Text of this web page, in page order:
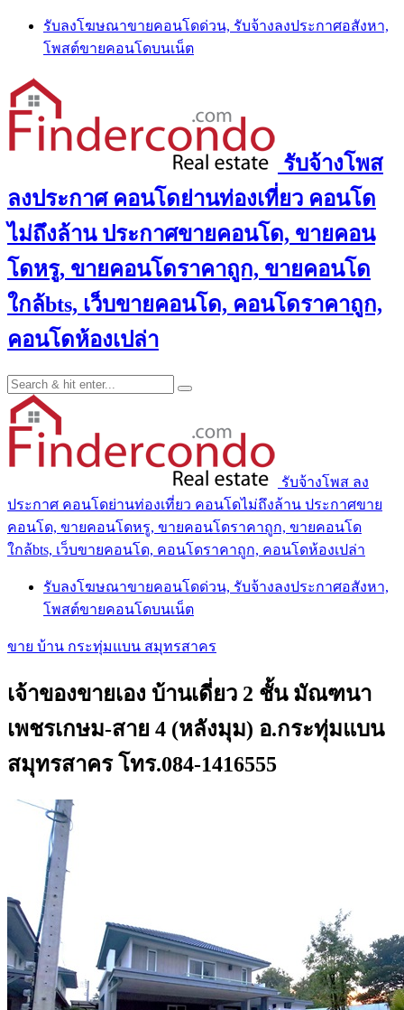
Skip
content
รับลงโฆษณาขายคอนโดด่วน, รับจ้างลงประกาศอสังหา,
โพสต์ขายคอนโดบนเน็ต
รับจ้างโพส
ลงประกาศ คอนโดย่านท่องเที่ยว คอนโด
ไม่ถึงล้าน ประกาศขายคอนโด, ขายคอน
โดหรู, ขายคอนโดราคาถูก, ขายคอนโด
ใกล้bts, เว็บขายคอนโด, คอนโดราคาถูก,
คอนโดห้องเปล่า
รับจ้างโพส ลง
ประกาศ คอนโดย่านท่องเที่ยว คอนโดไม่ถึงล้าน ประกาศขาย
คอนโด, ขายคอนโดหรู, ขายคอนโดราคาถูก, ขายคอนโด
ใกล้bts, เว็บขายคอนโด, คอนโดราคาถูก, คอนโดห้องเปล่า
รับลงโฆษณาขายคอนโดด่วน, รับจ้างลงประกาศอสังหา,
โพสต์ขายคอนโดบนเน็ต
ขาย บ้าน กระทุ่มแบน สมุทรสาคร
เจ้าของขายเอง บ้านเดี่ยว 2 ชั้น มัณฑนา
เพชรเกษม-สาย 4 (หลังมุม) อ.กระทุ่มแบน
สมุทรสาคร โทร.084-1416555